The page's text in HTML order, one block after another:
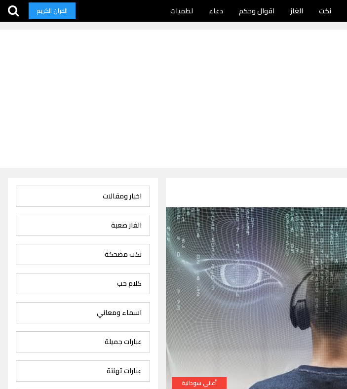
نكت الغاز اقوال وحكم دعاء لطميات القران الكريم
أغاني سودانية
اخبار ومقالات
الغاز صعبة
نكت مضحكة
كلام حب
اسماء ومعاني
عبارات جميلة
عبارات تهنئة